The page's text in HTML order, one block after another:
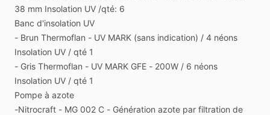
38 mm Insolation UV ​/​qté: 6
Banc d'insolation UV
- Brun Thermoflan - UV MARK (sans indication) ​/​ 4 néons
Insolation UV ​/​ qté 1
- Gris Thermoflan - UV MARK GFE - 200W ​/​ 6 néons
Insolation UV ​/​ qté 1
Pompe à azote
-Nitrocraft - MG 002 C - Génération azote par filtration de